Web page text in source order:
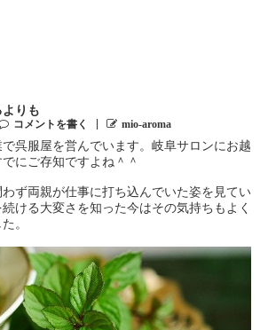
りも
コメントを書く mio-aroma
呉服屋を営んでいます。岐阜サロンにお越
にご存知ですよね＾＾
ず両親が仕事に打ち込んでいた姿を見てい
ける大変さを知った今はその気持ちもよく
。